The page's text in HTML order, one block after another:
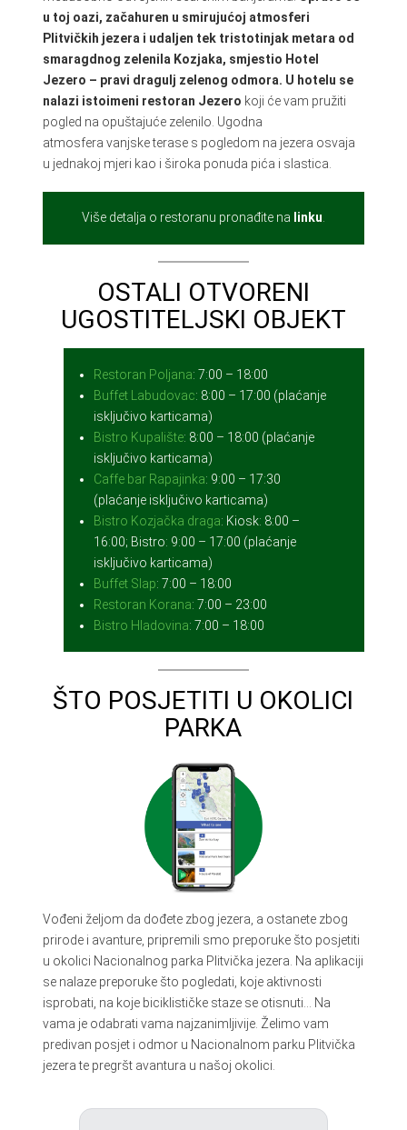
u toj oazi, začahuren u smirujućoj atmosferi
Plitvičkih jezera i udaljen tek tristotinjak metara od
smaragdnog zelenila Kozjaka, smjestio Hotel
Jezero – pravi dragulj zelenog odmora. U hotelu se
nalazi istoimeni restoran Jezero koji će vam pružiti
pogled na opuštajuće zelenilo. Ugodna
atmosfera vanjske terase s pogledom na jezera osvaja
u jednakoj mjeri kao i široka ponuda pića i slastica.
Više detalja o restoranu pronađite na linku
OSTALI OTVORENI
UGOSTITELJSKI OBJEKT
Restoran Poljana: 7:00 – 18:00
Buffet Labudovac: 8:00 – 17:00 (plaćanje
isključivo karticama)
Bistro Kupalište: 8:00 – 18:00 (plaćanje
isključivo karticama)
Caffe bar Rapajinka: 9:00 – 17:30
(plaćanje isključivo karticama)
Bistro Kozjačka draga: Kiosk: 8:00 –
16:00; Bistro: 9:00 – 17:00 (plaćanje
isključivo karticama)
Buffet Slap: 7:00 – 18:00
Restoran Korana: 7:00 – 23:00
Bistro Hladovina: 7:00 – 18:00
ŠTO POSJETITI U OKOLICI
PARKA
Vođeni željom da dođete zbog jezera, a ostanete zbog
prirode i avanture, pripremili smo preporuke što posjetiti
u okolici Nacionalnog parka Plitvička jezera. Na aplikaciji
se nalaze preporuke što pogledati, koje aktivnosti
isprobati, na koje biciklističke staze se otisnuti… Na
vama je odabrati vama najzanimljivije. Želimo vam
predivan posjet i odmor u Nacionalnom parku Plitvička
jezera te pregršt avantura u našoj okolici.